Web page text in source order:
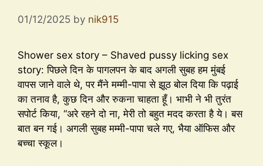
01/12/2025 by nik915
Shower sex story – Shaved pussy licking sex
story: पिछले दिन के पागलपन के बाद अगली सुबह हम मुंबई
वापस जाने वाले थे, पर मैंने मम्मी-पापा से झूठ बोल दिया कि पढ़ाई
का तनाव है, कुछ दिन और रुकना चाहता हूँ। भाभी ने भी तुरंत
सपोर्ट किया, “अरे रहने दो ना, मेरी तो बहुत मदद करता है ये। बस
बात बन गई। अगली सुबह मम्मी-पापा चले गए, भैया ऑफिस और
बच्चा स्कूल।